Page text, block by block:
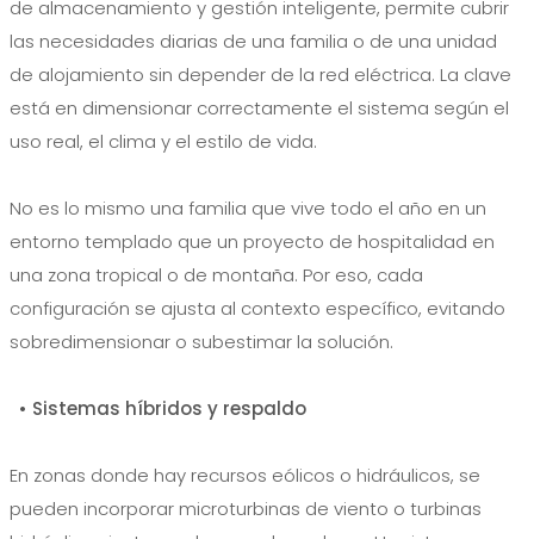
de almacenamiento y gestión inteligente, permite cubrir
las necesidades diarias de una familia o de una unidad
de alojamiento sin depender de la red eléctrica. La clave
está en dimensionar correctamente el sistema según el
uso real, el clima y el estilo de vida.
No es lo mismo una familia que vive todo el año en un
entorno templado que un proyecto de hospitalidad en
una zona tropical o de montaña. Por eso, cada
configuración se ajusta al contexto específico, evitando
sobredimensionar o subestimar la solución.
• Sistemas híbridos y respaldo
En zonas donde hay recursos eólicos o hidráulicos, se
pueden incorporar microturbinas de viento o turbinas